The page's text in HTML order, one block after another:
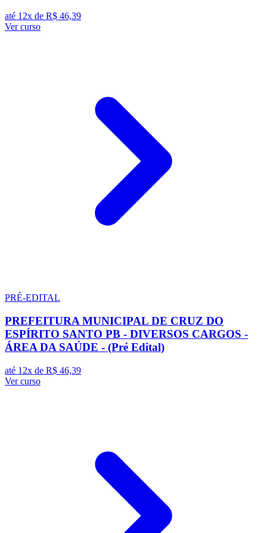
até 12x de R$ 46,39
Ver curso
PRÉ-EDITAL
PREFEITURA MUNICIPAL DE CRUZ DO
ESPÍRITO SANTO PB - DIVERSOS CARGOS -
ÁREA DA SAÚDE - (Pré Edital)
até 12x de R$ 46,39
Ver curso